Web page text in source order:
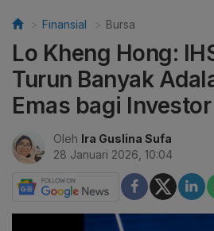
Finansial Bursa
Lo Kheng Hong:
Turun Banyak
Emas bagi Investor
Oleh Ira Guslina Sufa
28 Januari 2026, 10:04